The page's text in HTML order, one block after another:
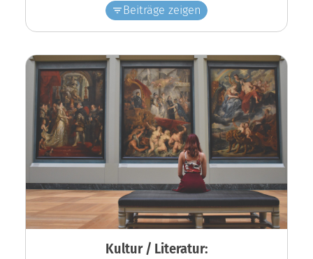
Beiträge zeigen
Kultur / Literatur: